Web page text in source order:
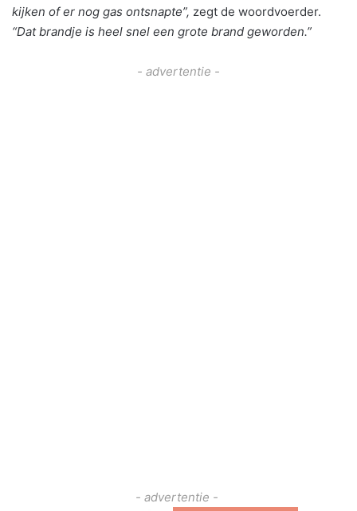
kijken of er nog gas ontsnapte”, zegt de woordvoerder.
“Dat brandje is heel snel een grote brand geworden.”
- advertentie -
- advertentie -